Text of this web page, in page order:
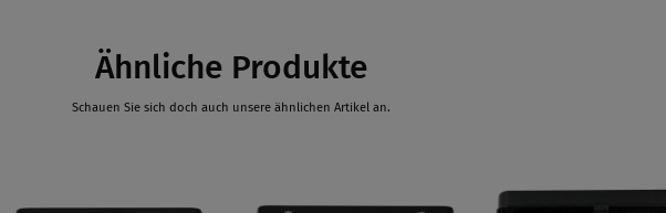
Ähnliche Produkte
Schauen Sie sich doch auch unsere ähnlichen Artikel an.